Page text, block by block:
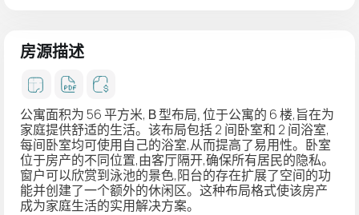
房源描述
公寓面积为 56 平方米, B 型布局,位于公寓的 6 楼,旨在为
家庭提供舒适的生活。该布局包括 2 间卧室和 2 间浴室,
每间卧室均可使用自己的浴室,从而提高了易用性。卧室
位于房产的不同位置,由客厅隔开,确保所有居民的隐私。
窗户可以欣赏到泳池的景色,阳台的存在扩展了空间的功
能并创建了一个额外的休闲区。这种布局格式使该房产
成为家庭生活的实用解决方案。